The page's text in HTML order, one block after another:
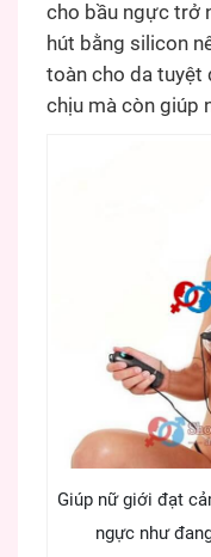
cho bầu ngực trở
hút bằng silicon
toàn cho da tuyệt
chịu mà còn giúp
Giúp nữ giới đạt
ngực như